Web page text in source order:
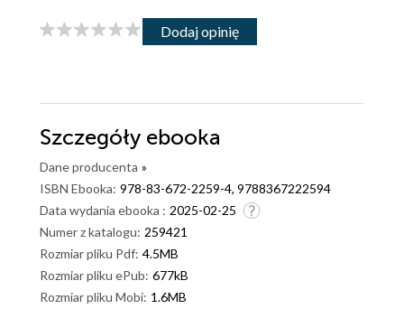
Dodaj opinię
Szczegóły ebooka
Dane producenta »
ISBN Ebooka: 978-83-672-2259-4, 9788367222594
Data wydania ebooka : 2025-02-25
Numer z katalogu: 259421
Rozmiar pliku Pdf: 4.5MB
Rozmiar pliku ePub: 677kB
Rozmiar pliku Mobi: 1.6MB